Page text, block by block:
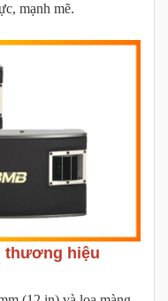
mạnh mẽ.
thương hiệu